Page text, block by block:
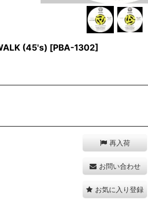
(45's) [PBA-1302]
再入荷
お問い合わせ
お気に入り登録